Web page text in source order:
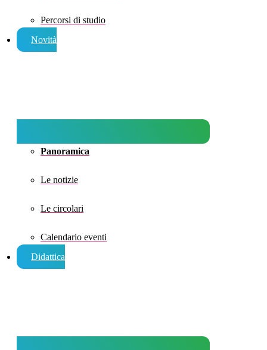
Percorsi di studio
Novità
Panoramica
Le notizie
Le circolari
Calendario eventi
Didattica